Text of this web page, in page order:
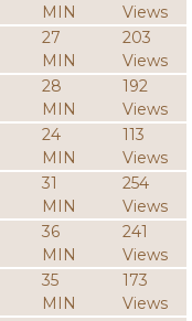
MIN
Views
27
MIN
203
Views
28
MIN
192
Views
24
MIN
113
Views
31
MIN
254
Views
36
MIN
241
Views
35
MIN
173
Views